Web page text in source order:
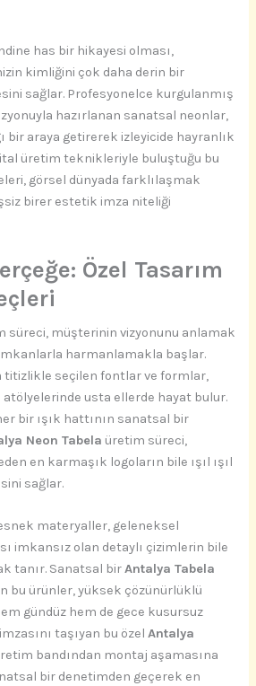
has bir hikayesi olması,
kimliğini çok daha derin bir
sağlar. Profesyonelce kurgulanmış
hazırlanan sanatsal neonlar,
bir araya getirerek izleyicide hayranlık
üretim teknikleriyle buluştuğu bu
görsel dünyada farklılaşmak
birer estetik imza niteliği
Özel Tasarım
süreci, müşterinin vizyonunu anlamak
harmanlamakla başlar.
titizlikle seçilen fontlar ve formlar,
atölyelerinde usta ellerde hayat bulur.
bir ışık hattının sanatsal bir
Neon Tabela üretim süreci,
en karmaşık logoların bile ışıl ışıl
sağlar.
materyaller, geleneksel
imkansız olan detaylı çizimlerin bile
tanır. Sanatsal birAntalya Tabela
bu ürünler, yüksek çözünürlüklü
gündüz hem de gece kusursuz
taşıyan bu özelAntalya
bandından montaj aşamasına
bir denetimden geçerek en